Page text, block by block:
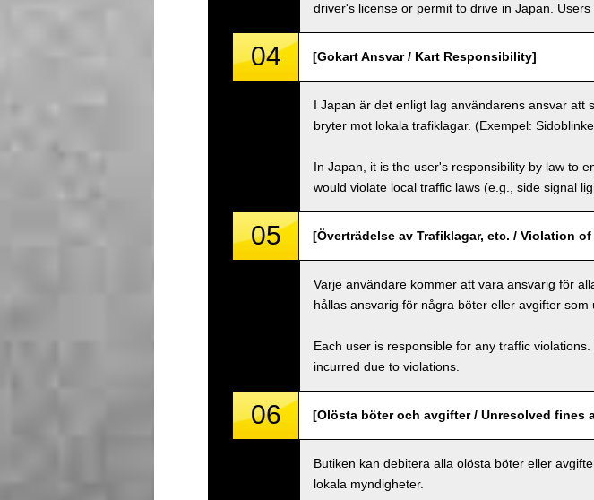
driver's license or permit to drive in Japan.
04 [Gokart Ansvar / Kart Responsibility]
I Japan är det enligt lag användarens ansvar att
bryter mot lokala trafiklagar. (Exempel:
In Japan, it is the user's responsibility by law to
would violate local traffic laws (e.g., side signal
05 [Överträdelse av Trafiklagar, etc. / Violation
Varje användare kommer att vara ansvarig för
hållas ansvarig för några böter eller avgifter som
Each user is responsible for any traffic
incurred due to violations.
06 [Olösta böter och avgifter / Unresolved fines
Butiken kan debitera alla olösta böter eller
lokala myndigheter.